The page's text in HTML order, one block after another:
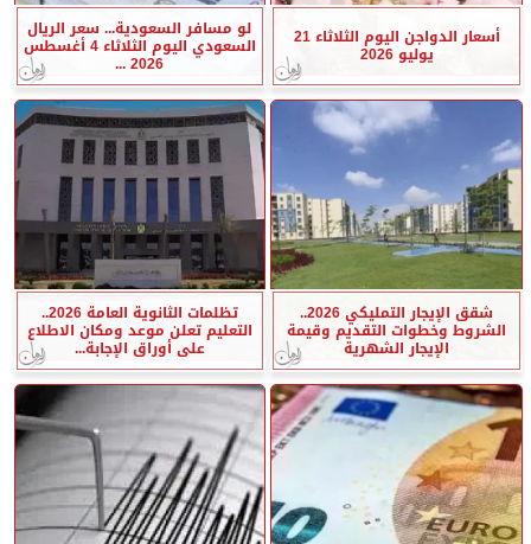
أسعار الدواجن اليوم الثلاثاء 21
يوليو 2026
لو مسافر السعودية... سعر الريال
السعودي اليوم الثلاثاء 4 أغسطس
2026 ...
شقق الإيجار التمليكي 2026..
الشروط وخطوات التقديم وقيمة
الإيجار الشهرية
تظلمات الثانوية العامة 2026..
التعليم تعلن موعد ومكان الاطلاع
على أوراق الإجابة...